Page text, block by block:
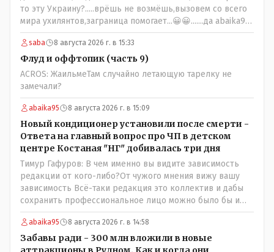
то эту Украину?.....врёшь не возмёшь,вызовем со всего
мира ухилянтов,заграница помогает...😀😀.......да abaika95
вопрос к ружью ззнаешь с какой стороны подходить?
saba 8 августа 2026 г. в 15:33
Флуд и оффтопик (часть 9)
ACROS: ЖаильмеТам случайно летающую тарелку не
замечали?
abaika95 8 августа 2026 г. в 15:09
Новый кондиционер установили после смерти -
Ответа на главный вопрос про ЧП в детском
центре Костаная "НГ" добивалась три дня
Тимур Гафуров: В чем именно вы видите зависимость
редакции от кого-либо?От чужого мнения вижу вашу
зависимость Всё-таки редакция это коллектив и дабы
сохранить профессиональное лицо можно было бы и
указать Общественному объединению на не
корректность высказываний о вас в том тоне в котором
была та публикация. Нет вы проглотили оскорбления и
побежали оправдываться Незнаю если бы моего
abaika95 8 августа 2026 г. в 14:58
Забавы ради - 300 млн вложили в новые